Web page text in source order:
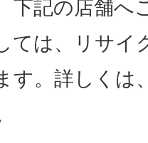
下記の店舗へ
ては、リサイ
す。詳しくは